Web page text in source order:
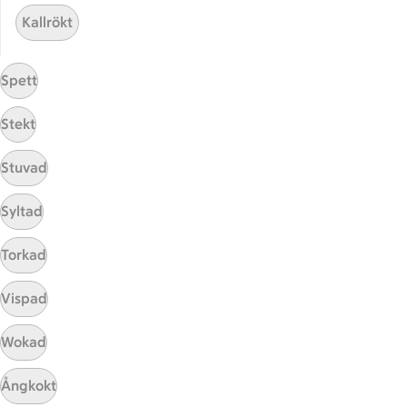
ICA Gruppen
ICA Nära
ICA Supermarket
ICA Kvantum
ICA Maxi
Utvalda leverantörer
Annonsera
Jobba på ICA
Hållbarhet
ICA Stiftelsen
En god morgondag
Kundservice
Reklamera
Återkallelser
Kallrökt
Spett
Stekt
Stuvad
Syltad
Torkad
Vispad
Wokad
Ångkokt